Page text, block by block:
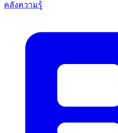
คลังความรู้